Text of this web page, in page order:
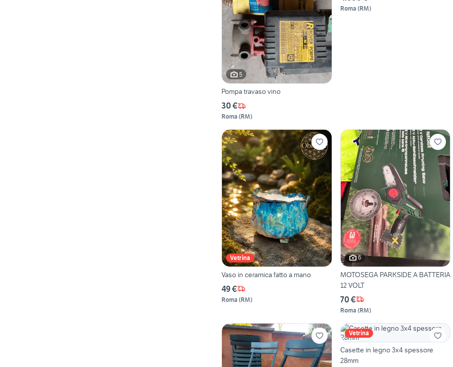
5
Pompa travaso vino
30 €
Roma (RM)
Roma (RM)
Vetrina
Vaso in ceramica fatto a mano
49 €
Roma (RM)
6
MOTOSEGA PARKSIDE A BATTERIA
12 VOLT
70 €
Roma (RM)
Vetrina
Casette in legno 3x4 spessore
28mm